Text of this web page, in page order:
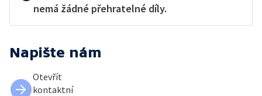
nemá žádné přehratelné díly.
Napište nám
Otevřít
kontaktní